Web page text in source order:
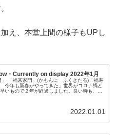
え、本堂上間の様子もUPし
・Currently on display 2022年1月
」 「福来家門」(かもんに ふくきたる)「福寿
今年も新春がやってきた」世界がコロナ禍と
いもので２年が経過しました。良い時も、悪
2022.01.01